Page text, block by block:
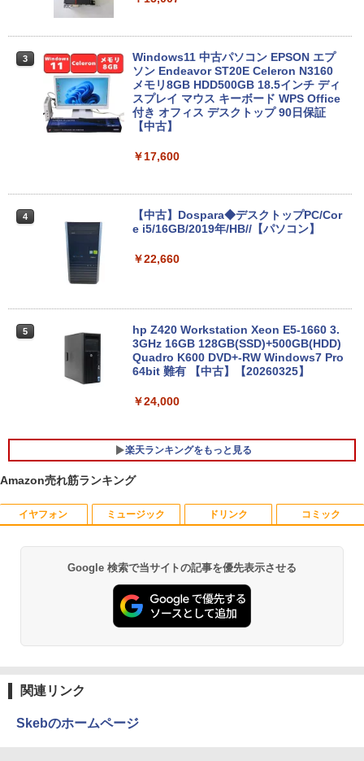
【超軽量2in1 タッチパネル】中古 ノー
トパソコン TOSHIBA 型落ち dynabook
VC72 第7世代 Core i5 メモリ8GB SSD2
56GB 12.5型フルHD Windows11 MS Of
oth Type-C USB3.0 安心保証
OK U938/第7世代 Core i5/メモリ:4GB/8
中古PC 中古ノートパソコン Windows11
￥16,800
【全商品10%OFF+P5倍】HP 250 G7 第
キー WEBカメラ DVDマルチ HDMI USB
3.1WPS Office 2 中古ノートPC 中古パ
3
Windows11 中古パソコン EPSON エプ
ソン Endeavor ST20E Celeron N3160
メモリ8GB HDD500GB 18.5インチ ディ
スプレイ マウス キーボード WPS Office
付き オフィス デスクトップ 90日保証
【中古】
￥17,600
4
【中古】Dospara◆デスクトップPC/Cor
e i5/16GB/2019年/HB//【パソコン】
￥22,660
5
hp Z420 Workstation Xeon E5-1660 3.
3GHz 16GB 128GB(SSD)+500GB(HDD)
Quadro K600 DVD+-RW Windows7 Pro
64bit 難有 【中古】【20260325】
￥24,000
楽天ランキングをもっと見る
1
【おまかせ】モニター 23インチ 1920x1
スプレイ
1
オレンジページ 2026 10/17号増刊＜グレ
￥1,689
Amazon売れ筋ランキング
イヤフォン
Anker Soundcore P40i オフホワイト
￥7,990
ミュージック
BRUCE WAYNE feat. Flo Milli, ATL Jacob
[Explicit]
￥250
￥250
ドリンク
by Amazon 天然水 ラベルレス 500ml ×24本
富士山の天然水 バナジウム含有 水 ミネラル
ウォーター ペットボトル 静岡県産 500ミリリ
ットル (Smart Basic)
￥1,380
コミック
薬屋のひとりごと 17巻 (デジタル版ビッグガ
ンガンコミックス)
￥770
￥832
Google 検索で当サイトの記事を優先表示させる
関連リンク
Skebのホームページ